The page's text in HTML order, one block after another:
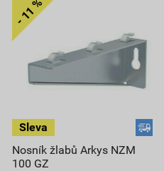
Nosník žlabů Arkys NZM
100 GZ